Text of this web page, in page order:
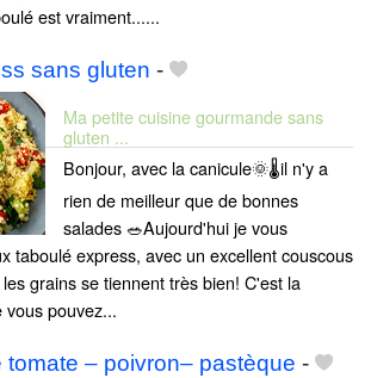
est vraiment......
sans gluten -
Ma petite cuisine gourmande sans
gluten ...
Bonjour, avec la canicule🌞🌡il n'y a
rien de meilleur que de bonnes
salades 🥗Aujourd'hui je vous
taboulé express, avec un excellent couscous
grains se tiennent très bien! C'est la
pouvez...
tomate – poivron– pastèque -